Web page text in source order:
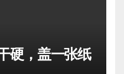
硬，盖一张纸